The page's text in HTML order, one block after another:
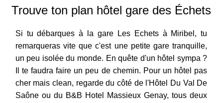
Horaires
Trouve ton plan hôtel gare des Échets
Si tu débarques à la gare Les Echets à Miribel, tu
remarqueras vite que c'est une petite gare tranquille,
un peu isolée du monde. En quête d'un hôtel sympa ?
Il te faudra faire un peu de chemin. Pour un hôtel pas
cher mais clean, regarde du côté de l'Hôtel Du Val De
Saône ou du B&B Hotel Massieux Genay, tous deux